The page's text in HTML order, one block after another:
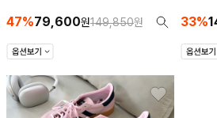
HQ2592-102/003/006(남녀 공용)
47%79,600원149,850원 33%